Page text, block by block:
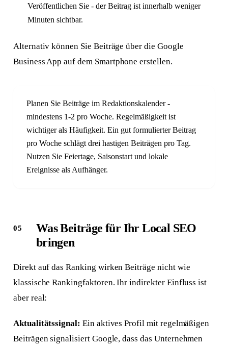
Veröffentlichen Sie - der Beitrag ist innerhalb weniger
Minuten sichtbar.
Alternativ können Sie Beiträge über die Google
Business App auf dem Smartphone erstellen.
Planen Sie Beiträge im Redaktionskalender -
mindestens 1-2 pro Woche. Regelmäßigkeit ist
wichtiger als Häufigkeit. Ein gut formulierter Beitrag
pro Woche schlägt drei hastigen Beiträgen pro Tag.
Nutzen Sie Feiertage, Saisonstart und lokale
Ereignisse als Aufhänger.
Was Beiträge für Ihr Local SEO
bringen
Direkt auf das Ranking wirken Beiträge nicht wie
klassische Rankingfaktoren. Ihr indirekter Einfluss ist
aber real:
Aktualitätssignal: Ein aktives Profil mit regelmäßigen
Beiträgen signalisiert Google, dass das Unternehmen